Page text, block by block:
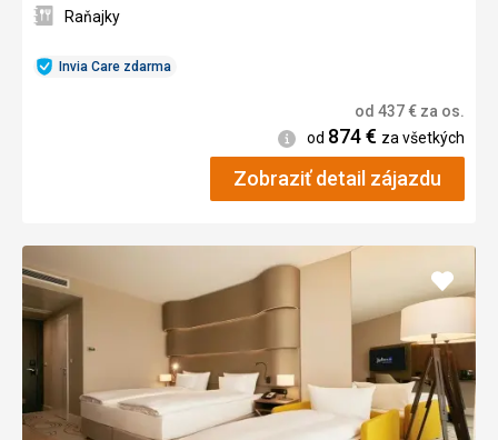
Invia Care zdarma
Raňajky
od 437€ za os.
Informácie
od 874€ za všetkých
Zobraziť detail zájazdu
Pridať
do